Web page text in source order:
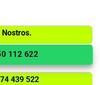
Nostros.
112 622
439 522